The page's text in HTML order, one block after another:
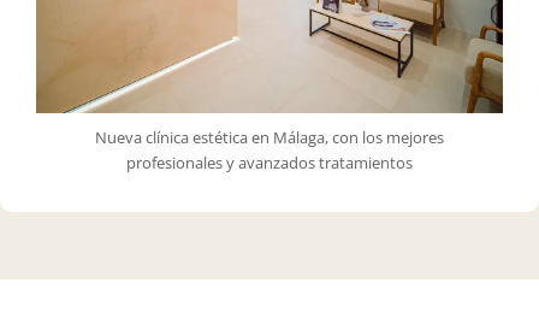
Nueva clínica estética en Málaga, con los mejores
profesionales y avanzados tratamientos